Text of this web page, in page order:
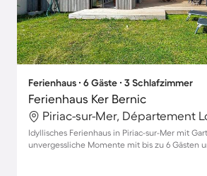
Ferienhaus ∙ 6 Gäste ∙ 3 Schlafzimmer
Ferienhaus Ker Bernic
Idyllisches Ferienhaus in Piriac-sur-Mer mit
unvergessliche Momente mit bis zu 6 Gästen